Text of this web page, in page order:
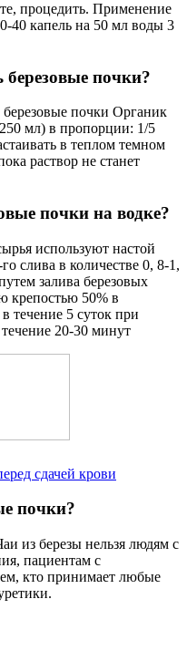
процедить. Применение
40 капель на 50 мл воды 3
почки?
почки Органик
мл) в пропорции: 1/5
в теплом темном
раствор не станет
почки на водке?
используют настой
слива в количестве 0, 8-1,
залива березовых
крепостью 50% в
течение 5 суток при
20-30 минут
сдачей крови
почки?
из березы нельзя людям с
пациентам с
кто принимает любые